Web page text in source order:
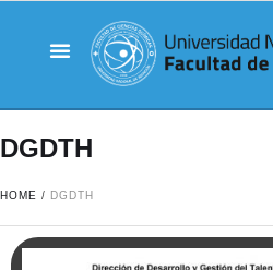
DGDTH
HOME / DGDTH